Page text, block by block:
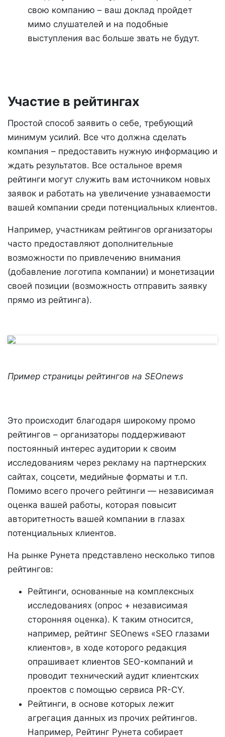
свою компанию – ваш доклад пройдет
мимо слушателей и на подобные
выступления вас больше звать не будут.
Участие в рейтингах
Простой способ заявить о себе, требующий
минимум усилий. Все что должна сделать
компания – предоставить нужную информацию и
ждать результатов. Все остальное время
рейтинги могут служить вам источником новых
заявок и работать на увеличение узнаваемости
вашей компании среди потенциальных клиентов.
Например, участникам рейтингов организаторы
часто предоставляют дополнительные
возможности по привлечению внимания
(добавление логотипа компании) и монетизации
своей позиции (возможность отправить заявку
прямо из рейтинга).
Пример страницы рейтингов на SEOnews
Это происходит благодаря широкому промо
рейтингов – организаторы поддерживают
постоянный интерес аудитории к своим
исследованиям через рекламу на партнерских
сайтах, соцсети, медийные форматы и т.п.
Помимо всего прочего рейтинги — независимая
оценка вашей работы, которая повысит
авторитетность вашей компании в глазах
потенциальных клиентов.
На рынке Рунета представлено несколько типов
рейтингов:
Рейтинги, основанные на комплексных
исследованиях (опрос + независимая
сторонняя оценка). К таким относится,
например, рейтинг SEOnews «SEO глазами
клиентов», в ходе которого редакция
опрашивает клиентов SEO-компаний и
проводит технический аудит клиентских
проектов с помощью сервиса PR-CY.
Рейтинги, в основе которых лежит
агрегация данных из прочих рейтингов.
Например, Рейтинг Рунета собирает